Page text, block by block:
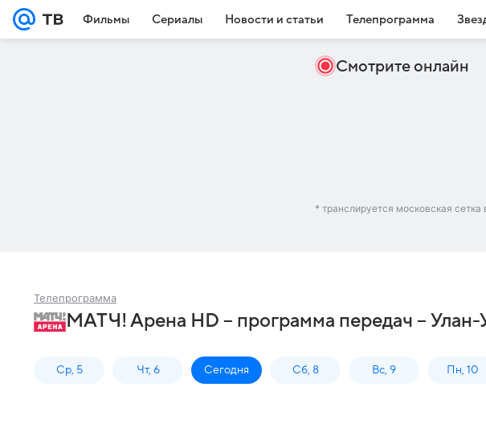
Фильмы Сериалы Новости и статьи Телепрограмма
Смотрите онлайн
* транслируется московская сетка
Телепрограмма
МАТЧ! Арена HD – программа передач – Улан-
Ср, 5 Чт, 6 Сегодня Сб, 8 Вс, 9 Пн, 10